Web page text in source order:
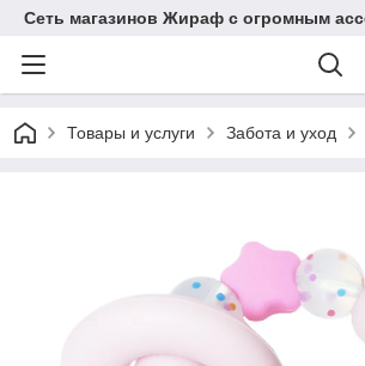
Сеть магазинов Жираф с огромным
Товары и услуги Забота и уход